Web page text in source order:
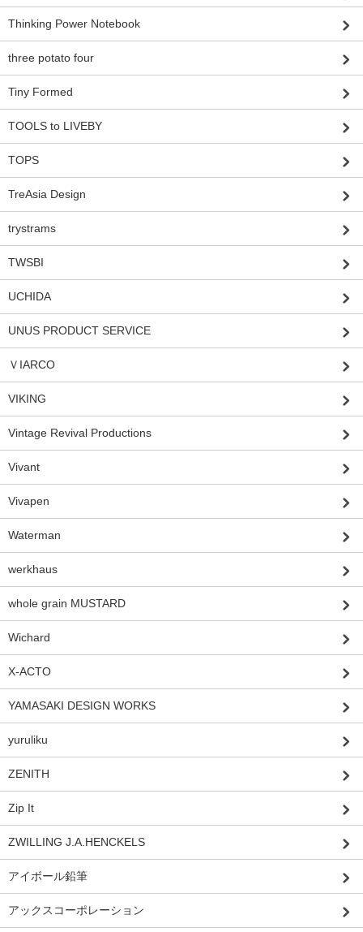
Thinking Power Notebook
three potato four
Tiny Formed
TOOLS to LIVEBY
TOPS
TreAsia Design
trystrams
TWSBI
UCHIDA
UNUS PRODUCT SERVICE
ＶIARCO
VIKING
Vintage Revival Productions
Vivant
Vivapen
Waterman
werkhaus
whole grain MUSTARD
Wichard
X-ACTO
YAMASAKI DESIGN WORKS
yuruliku
ZENITH
Zip It
ZWILLING J.A.HENCKELS
アイボール鉛筆
アックスコーポレーション